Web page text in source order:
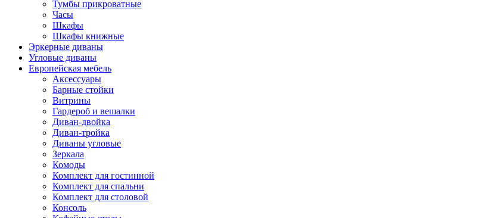
Тумбы прикроватные
Часы
Шкафы
Шкафы книжные
Эркерные диваны
Угловые диваны
Европейская мебель
Аксессуары
Барные стойки
Витрины
Гардероб и вешалки
Диван-двойка
Диван-тройка
Диваны угловые
Зеркала
Комоды
Комплект для гостинной
Комплект для спальни
Комплект для столовой
Консоль